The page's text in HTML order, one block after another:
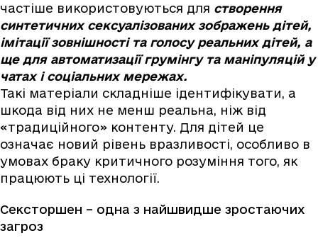
частіше використовуються для створення
синтетичних сексуалізованих зображень дітей,
імітації зовнішності та голосу реальних дітей, а
ще для автоматизації грумінгу та маніпуляцій у
чатах і соціальних мережах.
Такі матеріали складніше ідентифікувати, а
шкода від них не менш реальна, ніж від
«традиційного» контенту. Для дітей це
означає новий рівень вразливості, особливо в
умовах браку критичного розуміння того, як
працюють ці технології.
Сексторшен – одна з найшвидше зростаючих
загроз